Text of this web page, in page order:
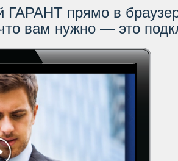
прямо в
вам нужно — это